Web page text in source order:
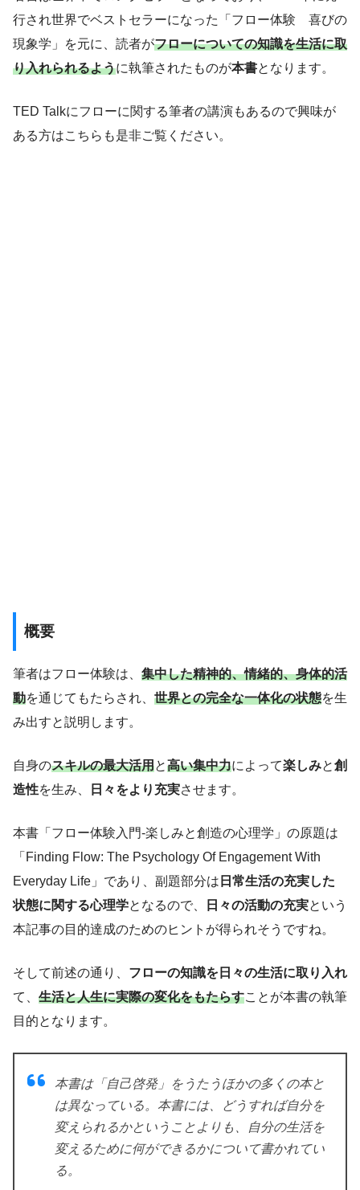
行され世界でベストセラーになった「フロー体験 喜びの
現象学」を元に、読者がフローについての知識を生活に取
り入れられるように執筆されたものが本書となります。
TED Talkにフローに関する筆者の講演もあるので興味が
ある方はこちらも是非ご覧ください。
概要
筆者はフロー体験は、 集中した精神的、情緒的、身体的活
動を通じてもたらされ、 世界との完全な一体化の状態を生
み出すと説明します。
自身のスキルの最大活用と高い集中力によって楽しみと創
造性を生み、 日々をより充実させます。
本書「フロー体験入門-楽しみと創造の心理学」の原題は
「Finding Flow: The Psychology Of Engagement With
Everyday Life」であり、副題部分は 日常生活の充実した
状態に関する心理学となるので、 日々の活動の充実という
本記事の目的達成のためのヒントが得られそうですね。
そして前述の通り、 フローの知識を日々の生活に取り入れ
て、 生活と人生に実際の変化をもたらすことが本書の執筆
目的となります。
本書は「自己啓発」をうたうほかの多くの本と
は異なっている。本書には、どうすれば自分を
変えられるかということよりも、自分の生活を
変えるために何ができるかについて書かれてい
る。